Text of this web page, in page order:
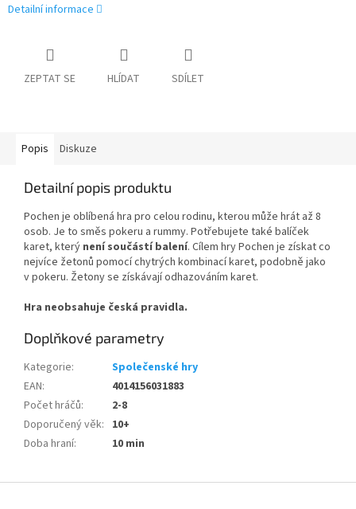
Detailní informace
ZEPTAT SE HLÍDAT SDÍLET
Popis Diskuze
Detailní popis produktu
Pochen je oblíbená hra pro celou rodinu, kterou může hrát až 8
osob. Je to směs pokeru a rummy. Potřebujete také balíček
karet, který není součástí balení. Cílem hry Pochen je získat co
nejvíce žetonů pomocí chytrých kombinací karet, podobně jako
v pokeru. Žetony se získávají odhazováním karet.
Hra neobsahuje česká pravidla.
Doplňkové parametry
Kategorie:
Společenské hry
EAN:
4014156031883
Počet hráčů:
2-8
Doporučený věk: 10+
Doba hraní: 10 min